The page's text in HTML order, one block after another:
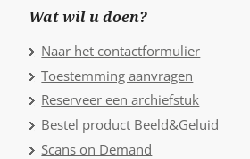
Wat wil u doen?
Naar het contactformulier
Toestemming aanvragen
Reserveer een archiefstuk
Bestel product Beeld&Geluid
Scans on Demand